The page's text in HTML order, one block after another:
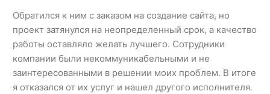
Обратился к ним с заказом на создание сайта, но
проект затянулся на неопределенный срок, а качество
работы оставляло желать лучшего. Сотрудники
компании были некоммуникабельными и не
заинтересованными в решении моих проблем. В итоге
я отказался от их услуг и нашел другого исполнителя.